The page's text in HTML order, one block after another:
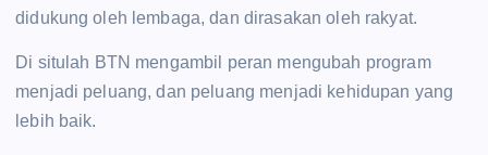
didukung oleh lembaga, dan dirasakan oleh rakyat.
Di situlah BTN mengambil peran mengubah program
menjadi peluang, dan peluang menjadi kehidupan yang
lebih baik.